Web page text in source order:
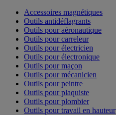
Accessoires magnétiques
Outils antidéflagrants
Outils pour aéronautique
Outils pour carreleur
Outils pour électricien
Outils pour électronique
Outils pour maçon
Outils pour mécanicien
Outils pour peintre
Outils pour plaquiste
Outils pour plombier
Outils pour travail en hauteur